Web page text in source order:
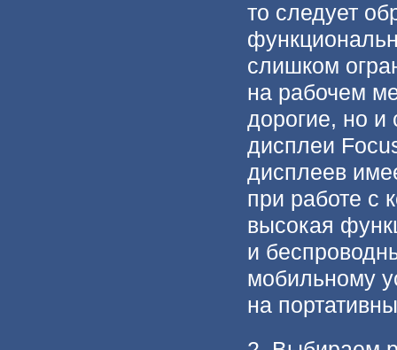
то следует
слишком
на рабочем
дорогие, но
дисплеи
дисплеев
при работе с
высокая
и
мобильному
на